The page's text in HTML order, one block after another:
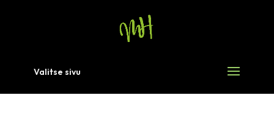
Valitse sivu